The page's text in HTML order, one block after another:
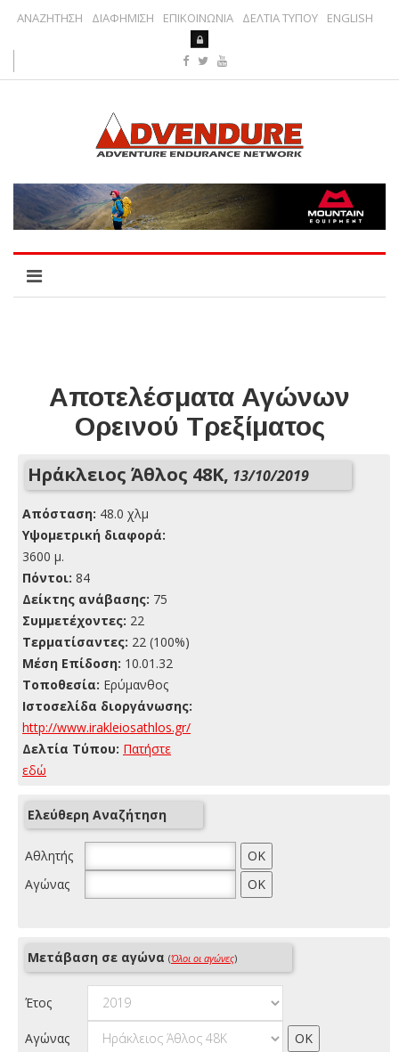
ΑΝΑΖΗΤΗΣΗ ΔΙΑΦΗΜΙΣΗ ΕΠΙΚΟΙΝΩΝΙΑ ΔΕΛΤΙΑ ΤΥΠΟΥ ENGLISH
Αποτελέσματα Αγώνων
Ορεινού Τρεξίματος
Ηράκλειος Άθλος 48K, 13/10/2019
Απόσταση: 48.0 χλμ
Yψομετρική διαφορά:
3600 μ.
Πόντοι: 84
Δείκτης ανάβασης: 75
Συμμετέχοντες: 22
Τερματίσαντες: 22 (100%)
Μέση Επίδοση: 10.01.32
Τοποθεσία: Ερύμανθος
Ιστοσελίδα διοργάνωσης:
http://www.irakleiosathlos.gr/
Δελτία Τύπου: Πατήστε
εδώ
Ελεύθερη Αναζήτηση
Αθλητής
Αγώνας
Μετάβαση σε αγώνα (Όλοι οι αγώνες)
Έτος
Αγώνας